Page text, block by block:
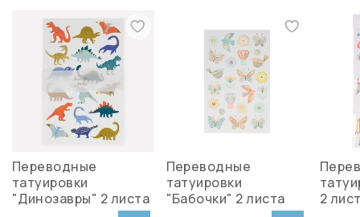
Переводные
татуировки
"Динозавры" 2 листа
Переводные
татуировки
"Бабочки" 2 листа
2